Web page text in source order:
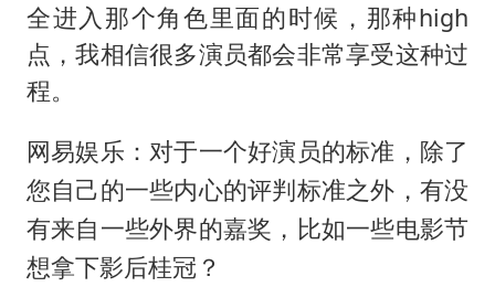
全进入那个角色里面的时候，那种high
点，我相信很多演员都会非常享受这种过
程。
网易娱乐：对于一个好演员的标准，除了
您自己的一些内心的评判标准之外，有没
有来自一些外界的嘉奖，比如一些电影节
想拿下影后桂冠？